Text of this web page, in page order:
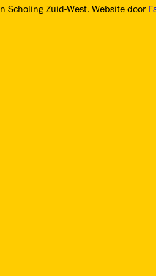
Scholing Zuid-West. Website door